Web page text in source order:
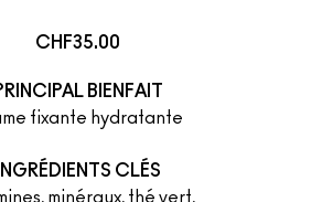
CHF35.00
BIENFAIT
fixante hydratante
INGRÉDIENTS CLÉS
minéraux, thé vert,